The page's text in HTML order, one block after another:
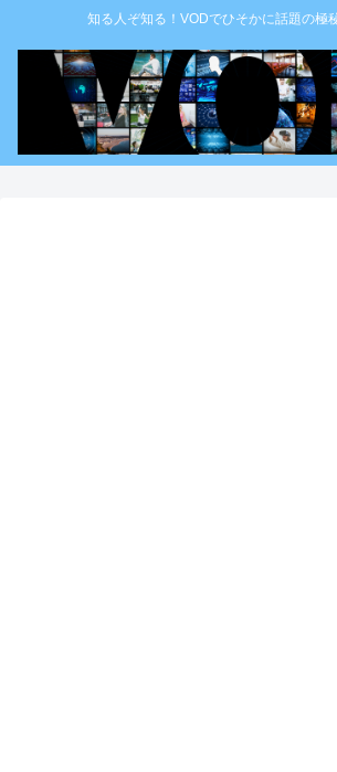
知る人ぞ知る！VODでひそかに話題の極